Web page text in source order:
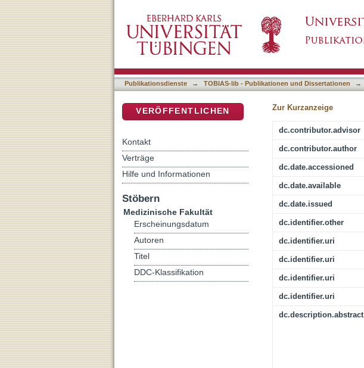
Publikationsdienste → TOBIAS-lib - Publikationen und Dissertationen →
Zur Kurzanzeige
dc.contributor.advisor
dc.contributor.author
dc.date.accessioned
dc.date.available
dc.date.issued
dc.identifier.other
dc.identifier.uri
dc.identifier.uri
dc.identifier.uri
dc.identifier.uri
dc.description.abstract
VERÖFFENTLICHEN
Kontakt
Verträge
Hilfe und Informationen
Stöbern
Medizinische Fakultät
Erscheinungsdatum
Autoren
Titel
DDC-Klassifikation